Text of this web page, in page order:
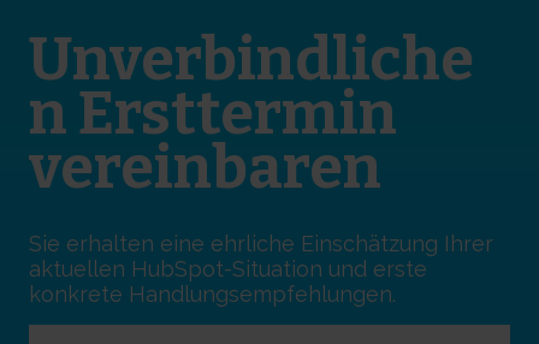
Unverbindliche
n Ersttermin
vereinbaren
Sie erhalten eine ehrliche Einschätzung Ihrer
aktuellen HubSpot-Situation und erste
konkrete Handlungsempfehlungen.